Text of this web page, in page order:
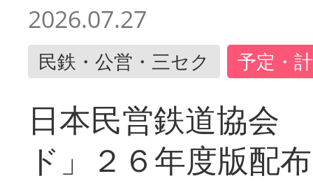
2026.07.27
民鉄・公営・三セク 予定・
日本民営鉄道協会
ド」２６年度版配布